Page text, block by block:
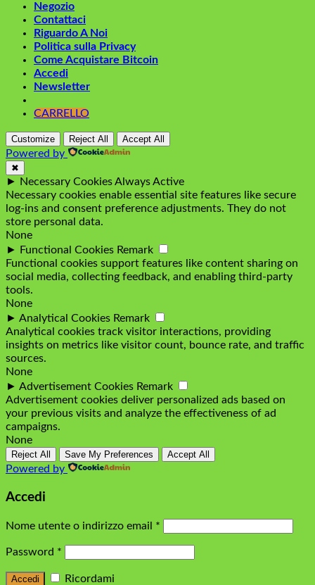
Negozio
Contattaci
Riguardo A Noi
Politica sulla Privacy
Come Acquistare Bitcoin
Accedi
Newsletter
CARRELLO
Customize Reject All Accept All
Powered by
✖
► Necessary CookiesAlways Active
Necessary cookies enable essential site features like secure
log-ins and consent preference adjustments. They do not
store personal data.
None
►
Functional Cookies Remark
Functional cookies support features like content sharing on
social media, collecting feedback, and enabling third-party
tools.
None
► Analytical Cookies Remark
Analytical cookies track visitor interactions, providing
insights on metrics like visitor count, bounce rate, and traffic
sources.
None
► Advertisement Cookies Remark
Advertisement cookies deliver personalized ads based on
your previous visits and analyze the effectiveness of ad
campaigns.
None
Reject All Save My Preferences Accept All
Powered by
Accedi
Nome utente o indirizzo email *
Password *
Accedi Ricordami